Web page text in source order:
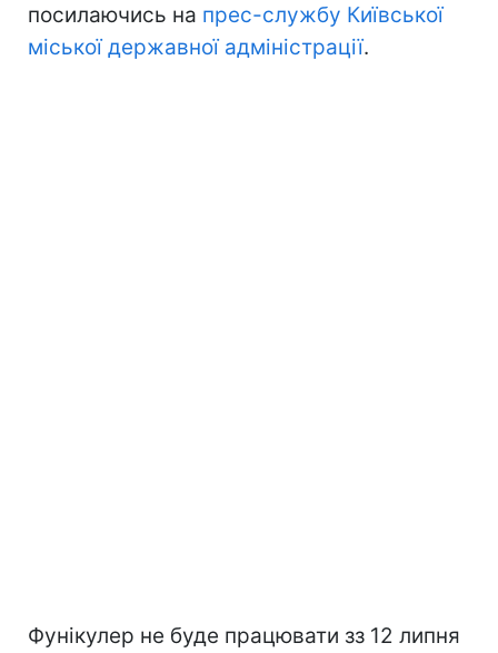
посилаючись на прес-службу Київської
міської державної адміністрації.
Фунікулер не буде працювати зз 12 липня